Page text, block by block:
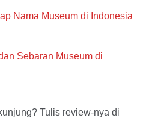
Nama Museum di Indonesia
Sebaran Museum di
Tulis review-nya di